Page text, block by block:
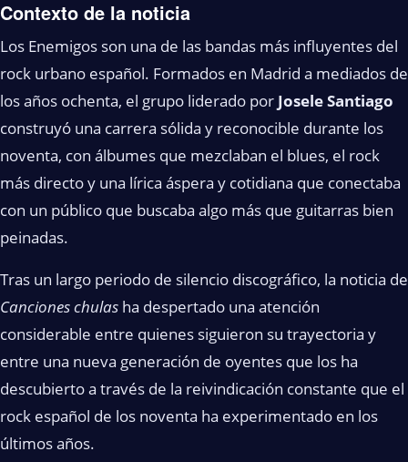
Contexto de la noticia
Los Enemigos son una de las bandas más influyentes del
rock urbano español. Formados en Madrid a mediados de
los años ochenta, el grupo liderado por Josele Santiago
construyó una carrera sólida y reconocible durante los
noventa, con álbumes que mezclaban el blues, el rock
más directo y una lírica áspera y cotidiana que conectaba
con un público que buscaba algo más que guitarras bien
peinadas.
Tras un largo periodo de silencio discográfico, la noticia de
Canciones chulas ha despertado una atención
considerable entre quienes siguieron su trayectoria y
entre una nueva generación de oyentes que los ha
descubierto a través de la reivindicación constante que el
rock español de los noventa ha experimentado en los
últimos años.